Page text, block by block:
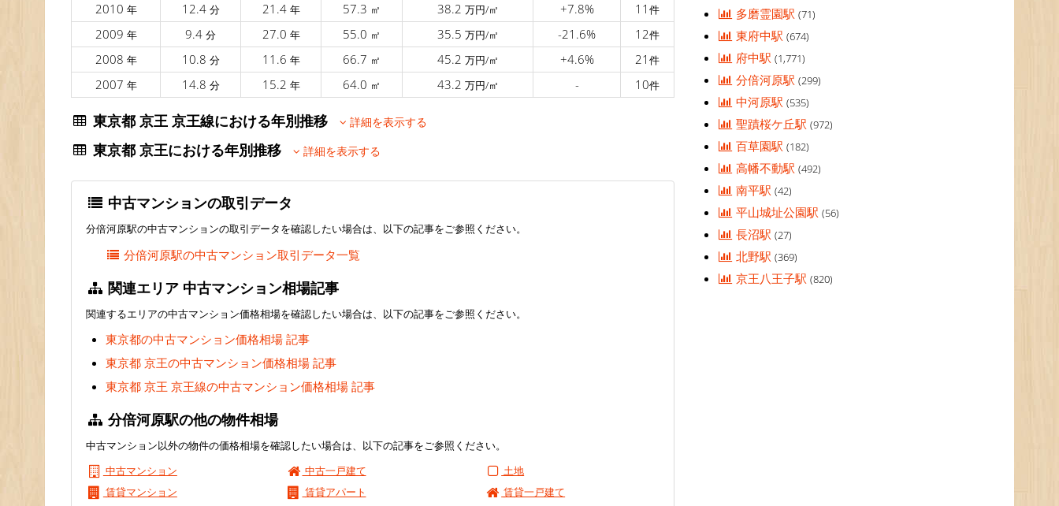
2010 年 12.4 分 21.4 年 57.3 ㎡ 38.2 万円/㎡ +7.8% 11 件
2009 年 9.4 分 27.0 年 55.0 ㎡ 35.5 万円/㎡ -21.6% 12件
2008 年 10.8 分 11.6 年 66.7 ㎡ 45.2 万円/㎡ +4.6% 21 件
2007 年 14.8 分 15.2 年 64.0 ㎡ 43.2 万円/㎡ - 10件
東京都 京王 京王線における年別推移 詳細を表示する
東京都 京王における年別推移 詳細を表示する
中古マンションの取引データ
分倍河原駅の中古マンションの取引データを確認したい場合は、以下の記事をご参照ください。
分倍河原駅の中古マンション取引データ一覧
関連エリア 中古マンション相場記事
関連するエリアの中古マンション価格相場を確認したい場合は、以下の記事をご参照ください。
東京都の中古マンション価格相場 記事
東京都 京王の中古マンション価格相場 記事
東京都 京王 京王線の中古マンション価格相場 記事
分倍河原駅の他の物件相場
中古マンション以外の物件の価格相場を確認したい場合は、以下の記事をご参照ください。
中古マンション
中古一戸建て
土地
賃貸マンション
賃貸アパート 賃貸一戸建て
多磨霊園駅(71)
東府中駅(674)
府中駅(1,771)
分倍河原駅(299)
中河原駅(535)
聖蹟桜ケ丘駅(972)
百草園駅(182)
高幡不動駅(492)
南平駅(42)
平山城址公園駅(56)
長沼駅(27)
北野駅(369)
京王八王子駅(820)